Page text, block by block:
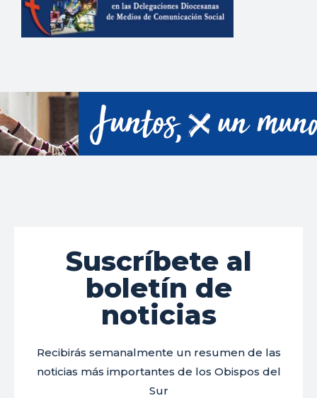
Suscríbete al
boletín de
noticias
Recibirás semanalmente un resumen de las
noticias más importantes de los Obispos del
Sur